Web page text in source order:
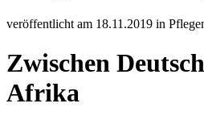
veröffentlicht am 18.11.2019 in
Zwischen
Afrika